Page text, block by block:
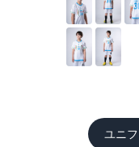
ユニ